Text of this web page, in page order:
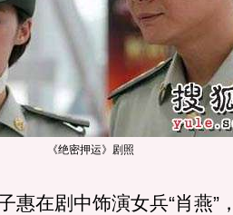
《绝密押运》剧照
在剧中饰演女兵“肖燕”